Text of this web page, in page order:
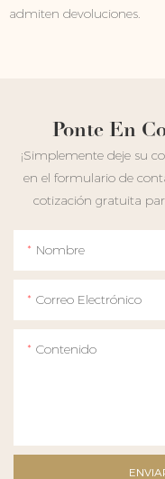
admiten devoluciones.
Ponte En
¡Simplemente deje su
en el formulario de
cotización gratuita
Nombre
Correo Electrónico
Contenido